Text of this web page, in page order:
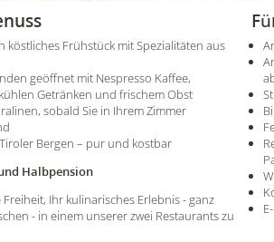
köstliches Frühstück mit Spezialitäten aus
geöffnet mit Nespresso Kaffee,
Getränken und frischem Obst
sobald Sie in Ihrem Zimmer
Bergen – pur und kostbar
Halbpension
Ihr kulinarisches Erlebnis - ganz
- in einem unserer zwei Restaurants zu